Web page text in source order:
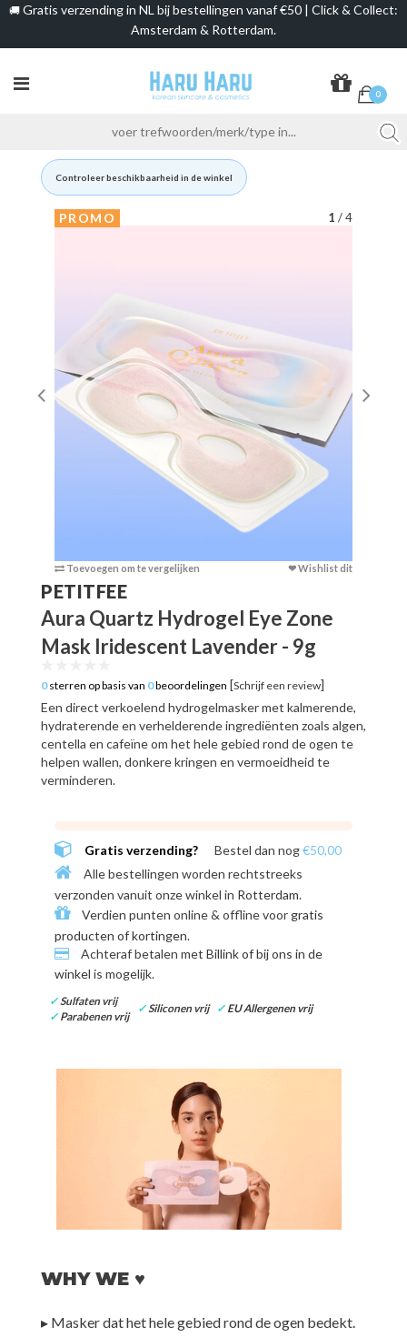
🚚 Gratis verzending in NL bij bestellingen vanaf €50 | Click & Collect:
Amsterdam & Rotterdam.
0
Controleer beschikbaarheid in de winkel
PROMO 1 / 4
Toevoegen om te vergelijken ❤ Wishlist dit
PETITFEE
Aura Quartz Hydrogel Eye Zone
Mask Iridescent Lavender - 9g
0sterren op basis van 0beoordelingen [Schrijf een review]
Een direct verkoelend hydrogelmasker met kalmerende,
hydraterende en verhelderende ingrediënten zoals algen,
centella en cafeïne om het hele gebied rond de ogen te
helpen wallen, donkere kringen en vermoeidheid te
verminderen.
Gratis verzending? Bestel dan nog€50,00
Alle bestellingen worden rechtstreeks
verzonden vanuit onze winkel in Rotterdam.
Verdien punten online & offline voor gratis
producten of kortingen.
Achteraf betalen met Billink of bij ons in de
winkel is mogelijk.
✓Sulfaten vrij
✓ Parabenen vrij
✓Siliconen vrij ✓ EU Allergenen vrij
WHY WE ♥
▸ Masker dat het hele gebied rond de ogen bedekt.